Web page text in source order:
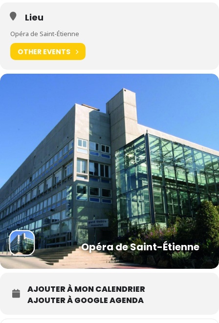
Lieu
Opéra de Saint-Étienne
OTHER EVENTS
Opéra de Saint-Étienne
AJOUTER À MON CALENDRIER
AJOUTER À GOOGLE AGENDA